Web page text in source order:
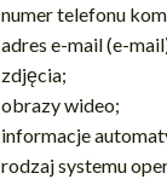
numer telefonu
adres e-mail (e-
zdjęcia;
obrazy wideo;
informacje
rodzaj systemu